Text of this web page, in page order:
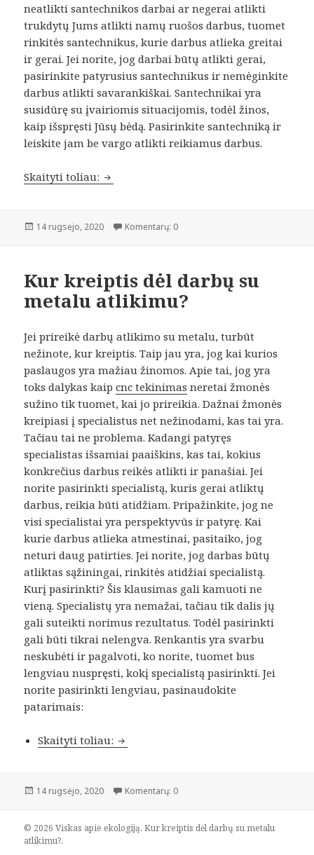
neatlikti santechnikos darbai ar negerai atlikti
trukdytų Jums atlikti namų ruošos darbus, tuomet
rinkitės santechnikus, kurie darbus atlieka greitai
ir gerai. Jei norite, jog darbai būtų atlikti gerai,
pasirinkite patyrusius santechnikus ir nemėginkite
darbus atlikti savarankiškai. Santechnikai yra
susidūrę su įvairiomis situacijomis, todėl žinos,
kaip išspręsti Jūsų bėdą. Pasirinkite santechniką ir
leiskite jam be vargo atlikti reikiamus darbus.
Skaityti toliau: Kviesti santechniką ar atlikti
Paskelbta
14 rugsėjo, 2020 Komentarų: 0
Kur kreiptis dėl darbų su
metalu atlikimu?
Jei prireikė darbų atlikimo su metalu, turbūt
nežinote, kur kreiptis. Taip jau yra, jog kai kurios
paslaugos yra mažiau žinomos. Apie tai, jog yra
toks dalykas kaipcnc tekinimas neretai žmonės
sužino tik tuomet, kai jo prireikia. Dažnai žmonės
kreipiasi į specialistus net nežinodami, kas tai yra.
Tačiau tai ne problema. Kadangi patyręs
specialistas išsamiai paaiškins, kas tai, kokius
konkrečius darbus reikės atlikti ir panašiai. Jei
norite pasirinkti specialistą, kuris gerai atliktų
darbus, reikia būti atidžiam. Pripažinkite, jog ne
visi specialistai yra perspektyvūs ir patyrę. Kai
kurie darbus atlieka atmestinai, pasitaiko, jog
neturi daug patirties. Jei norite, jog darbas būtų
atliktas sąžiningai, rinkitės atidžiai specialistą.
Kurį pasirinkti? Šis klausimas gali kamuoti ne
vieną. Specialistų yra nemažai, tačiau tik dalis jų
gali suteikti norimus rezultatus. Todėl pasirinkti
gali būti tikrai nelengva. Renkantis yra svarbu
neskubėti ir pagalvoti, ko norite, tuomet bus
lengviau nuspręsti, kokį specialistą pasirinkti. Jei
norite pasirinkti lengviau, pasinaudokite
patarimais:
Skaityti toliau: Kur kreiptis dėl darbų su metalu
Paskelbta
14 rugsėjo, 2020 Komentarų: 0
© 2026 Viskas apie ekologiją. Kur kreiptis dėl darbų su metalu
atlikimu?.